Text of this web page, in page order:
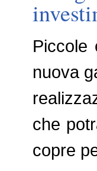
Piccole
nuova
che
copre